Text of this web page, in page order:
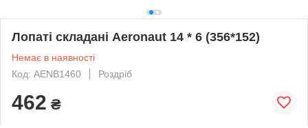
Лопаті складані Aeronaut 14 * 6 (356*152)
Немає в наявності
Код: AENB1460
Роздріб
462 ₴